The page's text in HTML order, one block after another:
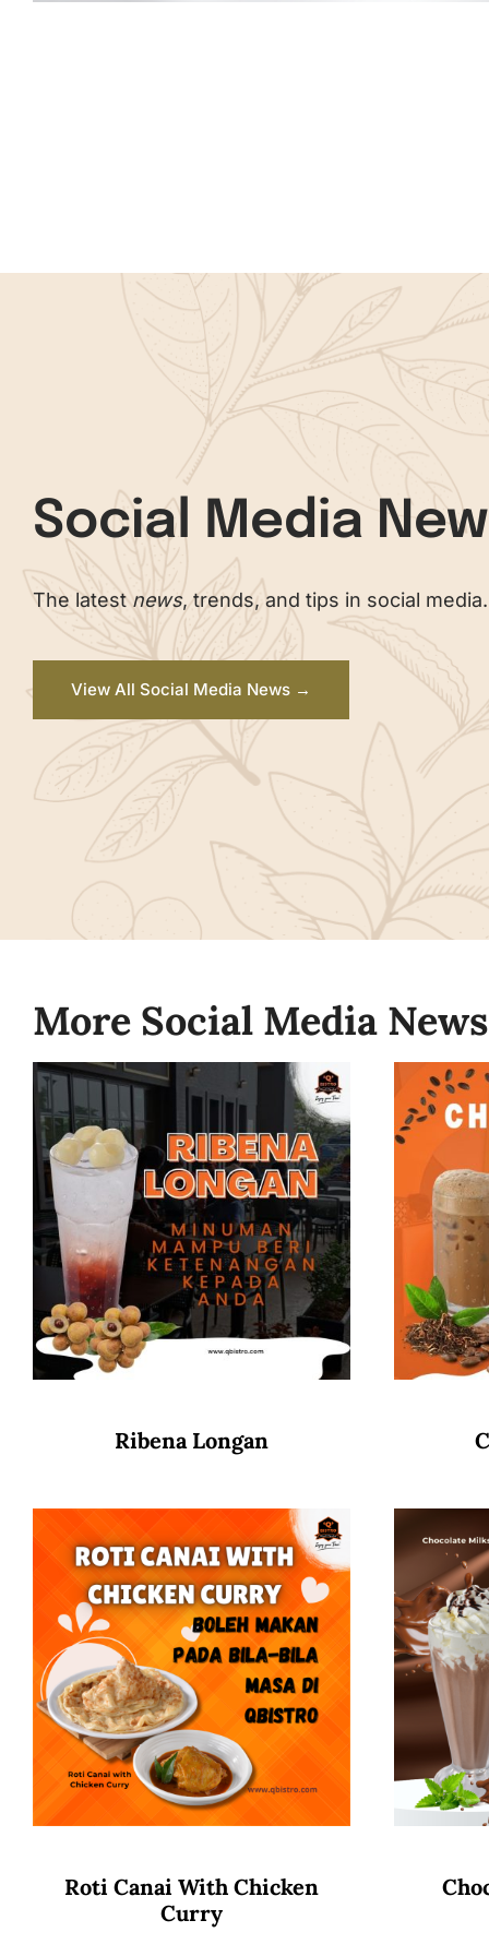
Social Media
The latestnews, trends, and tips in social media.
View All Social Media News →
More Social Media News
Ribena Longan
Roti Canai With Chicken
Curry